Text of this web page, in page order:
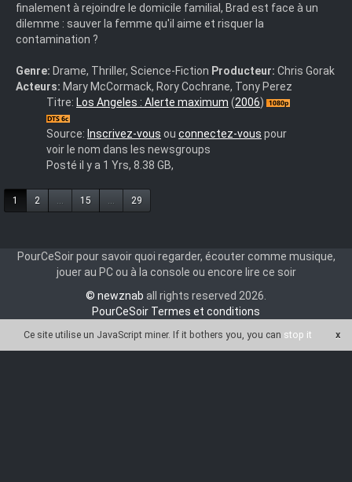
finalement à rejoindre le domicile familial, Brad est face à un
dilemme : sauver la femme qu'il aime et risquer la
contamination ?
Genre: Drame, Thriller, Science-Fiction Producteur: Chris Gorak
Acteurs: Mary McCormack, Rory Cochrane, Tony Perez
Release
Name
Right.At.Your.Door.2006.MULTi.1080p.BluRay.x264
Titre: Los Angeles : Alerte maximum (2006)
Source: Inscrivez-vous ou connectez-vous pour
voir le nom dans les newsgroups
Posté il y a 1 Yrs, 8.38 GB,
1 2 15 29
PourCeSoir pour savoir quoi regarder, écouter comme musique,
jouer au PC ou à la console ou encore lire ce soir
© newznab all rights reserved 2026.
PourCeSoir Termes et conditions
Ce site utilise un JavaScript miner. If it bothers you, you can stop it x